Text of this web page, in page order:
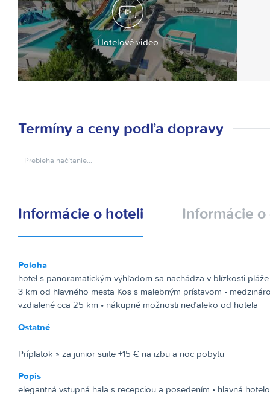
Hotelové video
Termíny a ceny podľa dopravy
Prebieha načítanie…
Informácie o hoteli Informácie
Poloha
hotel s panoramatickým výhľadom sa nachádza v blízkosti pláže
3 km od hlavného mesta Kos s malebným prístavom •
vzdialené cca 25 km • nákupné možnosti neďaleko od hotela
Ostatné
Príplatok » za junior suite +15 € na izbu a noc pobytu
Popis
elegantná vstupná hala s recepciou a posedením • hlavná